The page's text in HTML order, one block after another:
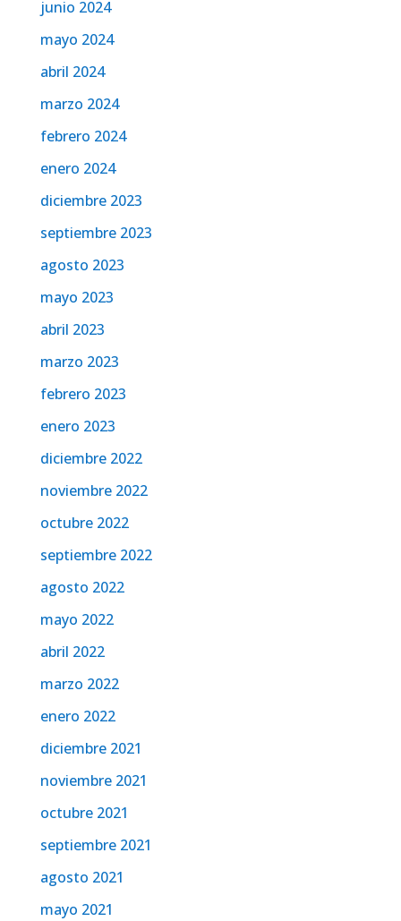
junio 2024
mayo 2024
abril 2024
marzo 2024
febrero 2024
enero 2024
diciembre 2023
septiembre 2023
agosto 2023
mayo 2023
abril 2023
marzo 2023
febrero 2023
enero 2023
diciembre 2022
noviembre 2022
octubre 2022
septiembre 2022
agosto 2022
mayo 2022
abril 2022
marzo 2022
enero 2022
diciembre 2021
noviembre 2021
octubre 2021
septiembre 2021
agosto 2021
mayo 2021